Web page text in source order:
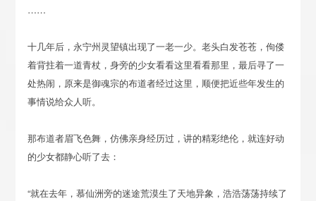
……
十几年后，永宁州灵望镇出现了一老一少。老头白发苍苍，佝偻
着背拄着一道青杖，身旁的少女看看这里看看那里，最后寻了一
处热闹，原来是御魂宗的布道者经过这里，顺便把近些年发生的
事情说给众人听。
那布道者眉飞色舞，仿佛亲身经历过，讲的精彩绝伦，就连好动
的少女都静心听了去：
“就在去年，慕仙洲旁的迷途荒漠生了天地异象，浩浩荡荡持续了